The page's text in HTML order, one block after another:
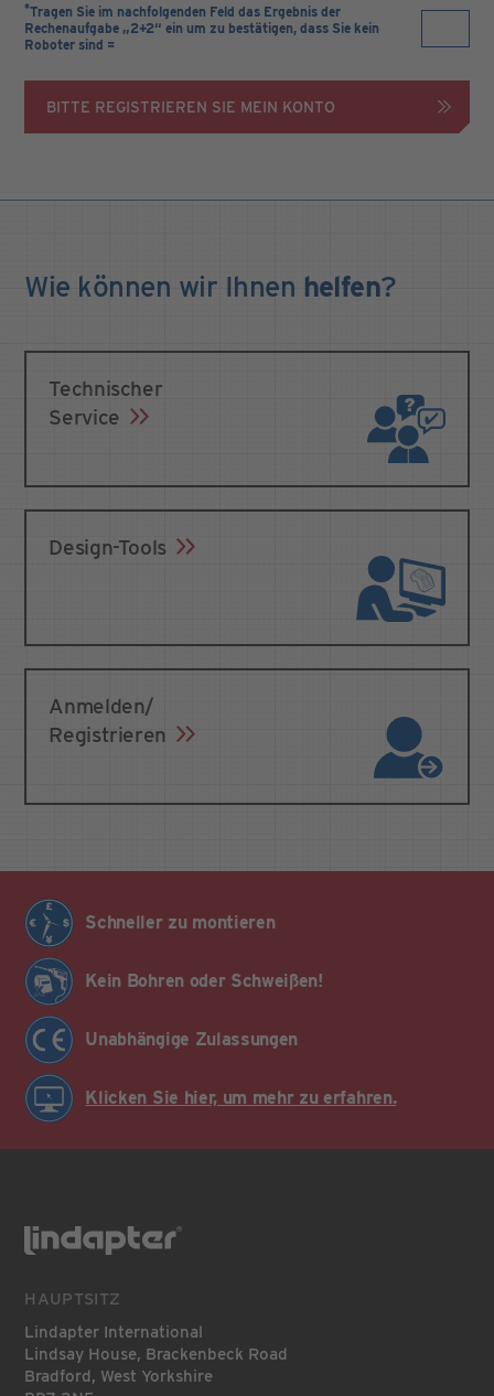
*Tragen Sie im nachfolgenden Feld das Ergebnis der
Rechenaufgabe „2+2“ ein um zu bestätigen, dass Sie kein
Roboter sind =
BITTE REGISTRIEREN SIE MEIN KONTO
Wie können wir Ihnen helfen?
Technischer
Service
Design-Tools
Anmelden/
Registrieren
Schneller zu montieren
Kein Bohren oder Schweißen!
Unabhängige Zulassungen
Klicken Sie hier, um mehr zu erfahren.
HAUPTSITZ
Lindapter International
Lindsay House, Brackenbeck Road
Bradford, West Yorkshire